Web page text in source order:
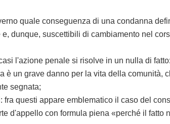
quale conseguenza di una condanna
dunque, suscettibili di cambiamento nel
l'azione penale si risolve in un nulla di
un grave danno per la vita della comunità,
segnata;
questi appare emblematico il caso del
d'appello con formula piena «perché il fatto